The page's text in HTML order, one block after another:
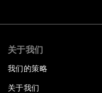
关于我们
我们的策略
关于我们